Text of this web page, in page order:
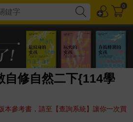
0
自修自然二下{114學
本參考書，請至【查詢系統】讓你一次買